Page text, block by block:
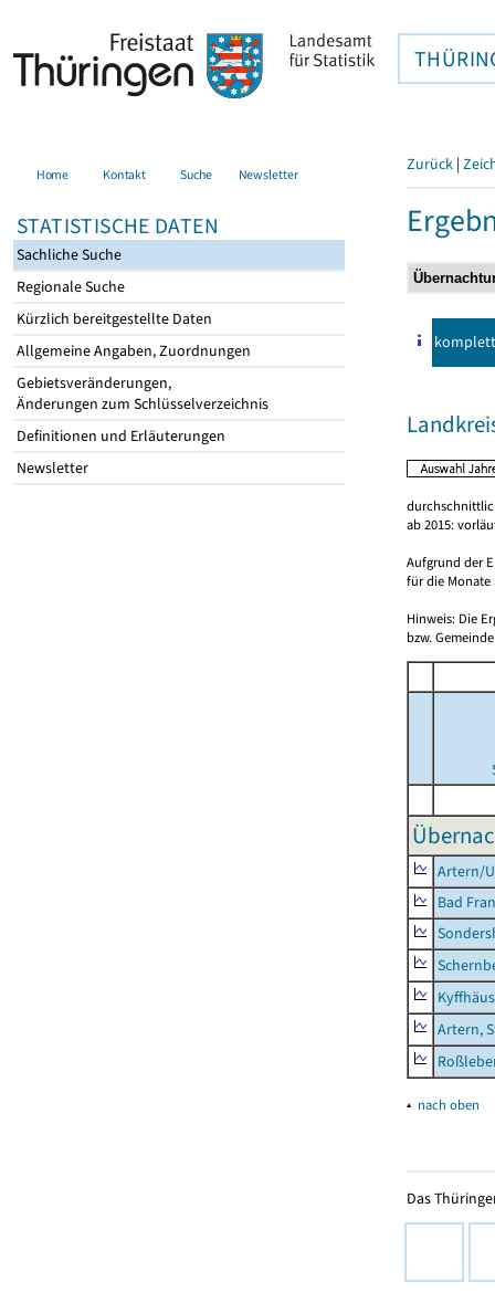
Home Kontakt Suche Newsletter
STATISTISCHE DATEN
Sachliche Suche
Regionale Suche
Kürzlich bereitgestellte Daten
Allgemeine Angaben, Zuordnungen
Gebietsveränderungen,
Änderungen zum Schlüsselverzeichnis
Definitionen und Erläuterungen
Newsletter
Zurück |
komplett
ab 2015:
Aufgrund der
für die Monate
Hinweis: Die
bzw.
Artern/
Bad
Artern,
▴ nach oben
Das